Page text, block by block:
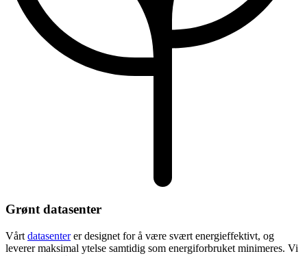
Grønt datasenter
Vårt datasenterer designet for å være svært energieffektivt, og
leverer maksimal ytelse samtidig som energiforbruket minimeres. Vi